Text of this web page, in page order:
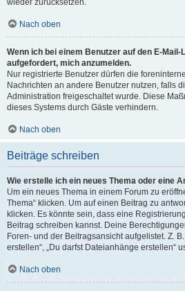
wieder zurücksetzen.
Nach oben
Wenn ich bei einem Benutzer auf den E-
aufgefordert, mich anzumelden.
Nur registrierte Benutzer dürfen die
Nachrichten an andere Benutzer nutzen, falls
Administration freigeschaltet wurde. Diese
dieses Systems durch Gäste verhindern.
Nach oben
Beiträge schreiben
Wie erstelle ich ein neues Thema oder eine
Um ein neues Thema in einem Forum zu
Thema“ klicken. Um auf einen Beitrag zu
klicken. Es könnte sein, dass eine
Beitrag schreiben kannst. Deine
Foren- und der Beitragsansicht aufgelistet. Z.
erstellen“, „Du darfst Dateianhänge erstellen“
Nach oben